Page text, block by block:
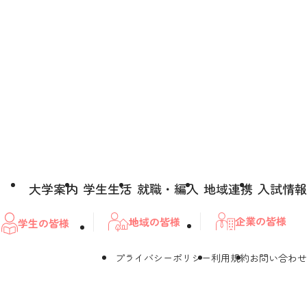
大学案内 学生生活 就職・編入 地域連携 入試情報
学生の皆様 地域の皆様 企業の皆様
プライバシーポリシー利用規約お問い合わせ